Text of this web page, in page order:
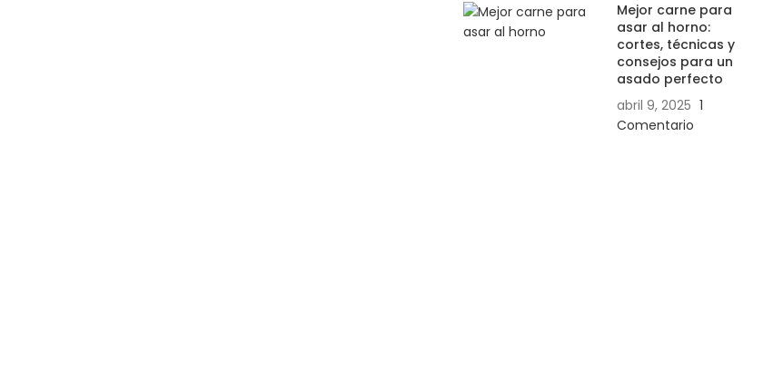
Mejor carne para
asar al horno:
cortes, técnicas y
consejos para un
asado perfecto
abril 9, 2025 1
Comentario